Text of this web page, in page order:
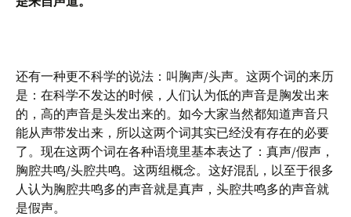
还有一种更不科学的说法：叫胸声/头声。这两个词的来历
是：在科学不发达的时候，人们认为低的声音是胸发出来
的，高的声音是头发出来的。如今大家当然都知道声音只
能从声带发出来，所以这两个词其实已经没有存在的必要
了。现在这两个词在各种语境里基本表达了：真声/假声，
胸腔共鸣/头腔共鸣。这两组概念。这好混乱，以至于很多
人认为胸腔共鸣多的声音就是真声，头腔共鸣多的声音就
是假声。